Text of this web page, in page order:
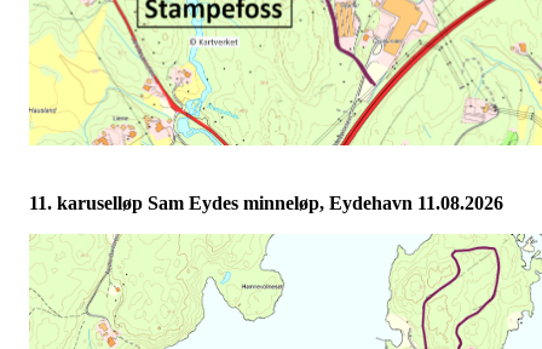
11. karuselløp Sam Eydes minneløp, Eydehavn 11.08.2026